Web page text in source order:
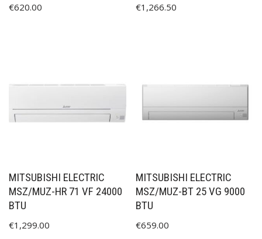
€620.00 €1,266.50
MITSUBISHI ELECTRIC
MSZ/MUZ-HR 71 VF 24000
BTU
€1,299.00
MITSUBISHI ELECTRIC
MSZ/MUZ-BT 25 VG 9000
BTU
€659.00